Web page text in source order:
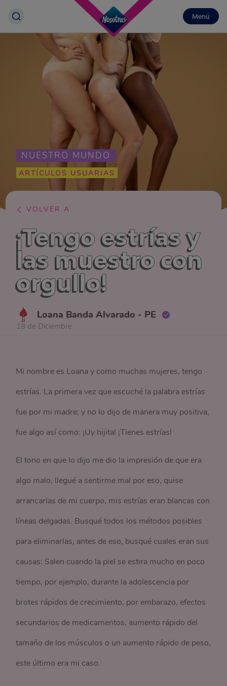
Menú
NUESTRO MUNDO
ARTÍCULOS USUARIAS
VOLVER A
¡Tengo estrías y
las muestro con
orgullo!
Loana Banda Alvarado - PE
18 de Diciembre
Mi nombre es Loana y como muchas mujeres, tengo
estrías. La primera vez que escuché la palabra estrías
fue por mi madre; y no lo dijo de manera muy positiva,
fue algo así como: ¡Uy hijita! ¡Tienes estrías!
El tono en que lo dijo me dio la impresión de que era
algo malo, llegué a sentirme mal por eso, quise
arrancarlas de mi cuerpo, mis estrías eran blancas con
líneas delgadas. Busqué todos los métodos posibles
para eliminarlas, antes de eso, busqué cuales eran sus
causas: Salen cuando la piel se estira mucho en poco
tiempo, por ejemplo, durante la adolescencia por
brotes rápidos de crecimiento, por embarazo, efectos
secundarios de medicamentos, aumento rápido del
tamaño de los músculos o un aumento rápido de peso,
este último era mi caso.